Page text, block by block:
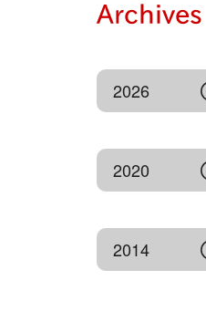
Archives
2026
2020
2014